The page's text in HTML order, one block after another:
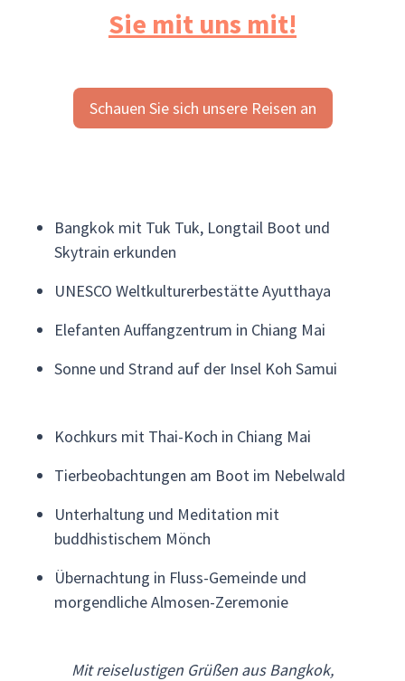
Sie mit uns mit!
Schauen Sie sich unsere Reisen an
Bangkok mit Tuk Tuk, Longtail Boot und
Skytrain erkunden
UNESCO Weltkulturerbestätte Ayutthaya
Elefanten Auffangzentrum in Chiang Mai
Sonne und Strand auf der Insel Koh Samui
Kochkurs mit Thai-Koch in Chiang Mai
Tierbeobachtungen am Boot im Nebelwald
Unterhaltung und Meditation mit
buddhistischem Mönch
Übernachtung in Fluss-Gemeinde und
morgendliche Almosen-Zeremonie
Mit reiselustigen Grüßen aus Bangkok,